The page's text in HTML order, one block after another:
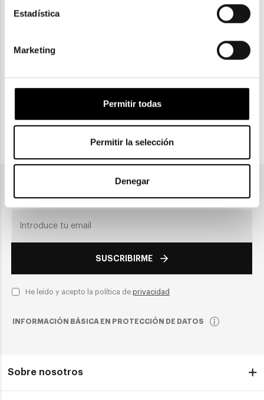
Estadística
Marketing
Permitir todas
Permitir la selección
Denegar
CLICK & COLLECT
Recogida en tienda
PAGO SEGURO
Únete a nuestra newsletter
SUSCRIBIRME
He leído y acepto la política de privacidad
INFORMACIÓN BÁSICA EN PROTECCIÓN DE DATOS
Sobre nosotros